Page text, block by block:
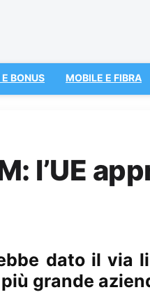
BONUS MOBILE E FIBRA
l’UE
dato il via
grande